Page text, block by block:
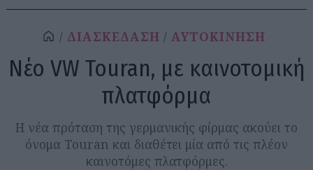
ΔΙΑΣΚΕΔΑΣΗ ΑΥΤΟΚΙΝΗΣΗ
Νέο VW Touran, με καινοτομική
πλατφόρμα
H νέα πρόταση της γερμανικής φίρμας ακούει το
όνομα Touran και διαθέτει μία από τις πλέον
καινοτόμες πλατφόρμες.